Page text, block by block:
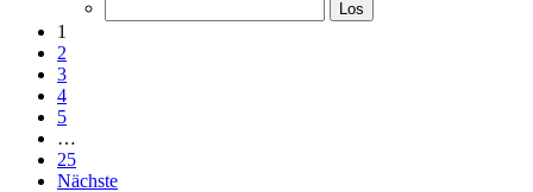
1
2
3
4
5
…
25
Nächste